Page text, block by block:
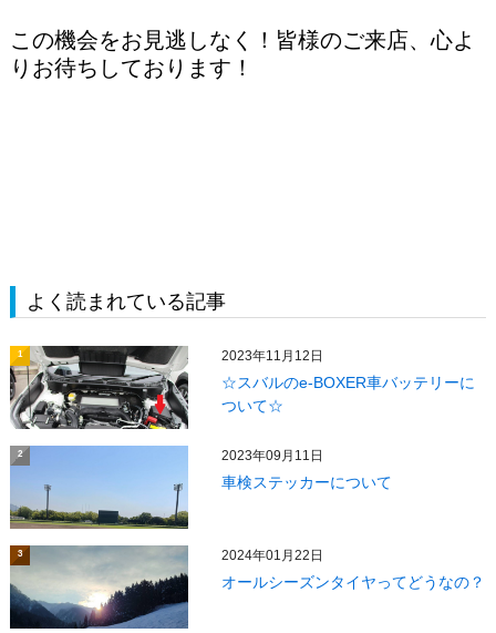
この機会をお見逃しなく！ 皆様のご来店、心よ
りお待ちしております！
よく読まれている記事
1 2023年11月12日
☆スバルのe-BOXER車バッテリーに
ついて☆
2 2023年09月11日
車検ステッカーについて
3 2024年01月22日
オールシーズンタイヤってどうなの？